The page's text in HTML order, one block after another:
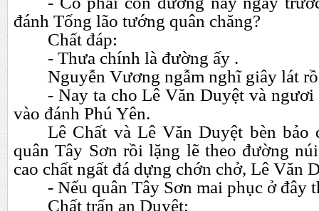
đánh Tống lão tướng quân chăng?
Chất đáp:
- Thưa chính là đường ấy .
Nguyễn Vương ngẫm nghĩ giây lát
- Nay ta cho Lê Văn Duyệt và ngươi
vào đánh Phú Yên.
Lê Chất và Lê Văn Duyệt bèn bảo
quân Tây Sơn rồi lặng lẽ theo đường
cao chất ngất đá dựng chớn chở, Lê Văn
- Nếu quân Tây Sơn mai phục ở đây
Chất trấn an Duyệt: